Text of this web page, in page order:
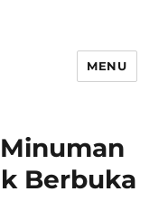
MENU
Berbuka